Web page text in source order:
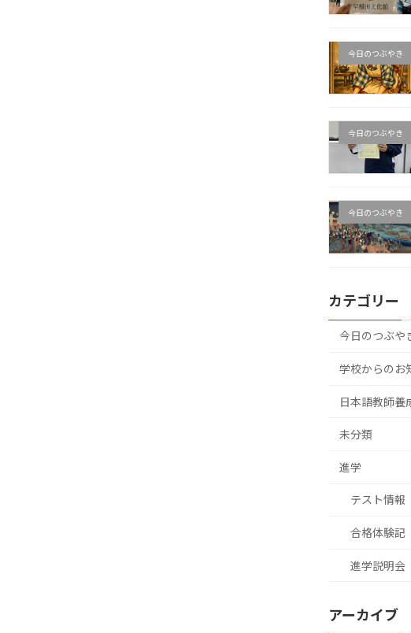
今日のつぶやき
今日のつぶやき
今日のつぶやき
カテゴリー
今日のつぶや
学校からのお
日本語教師養
未分類
進学
テスト情報
合格体験記
進学説明会
アーカイブ